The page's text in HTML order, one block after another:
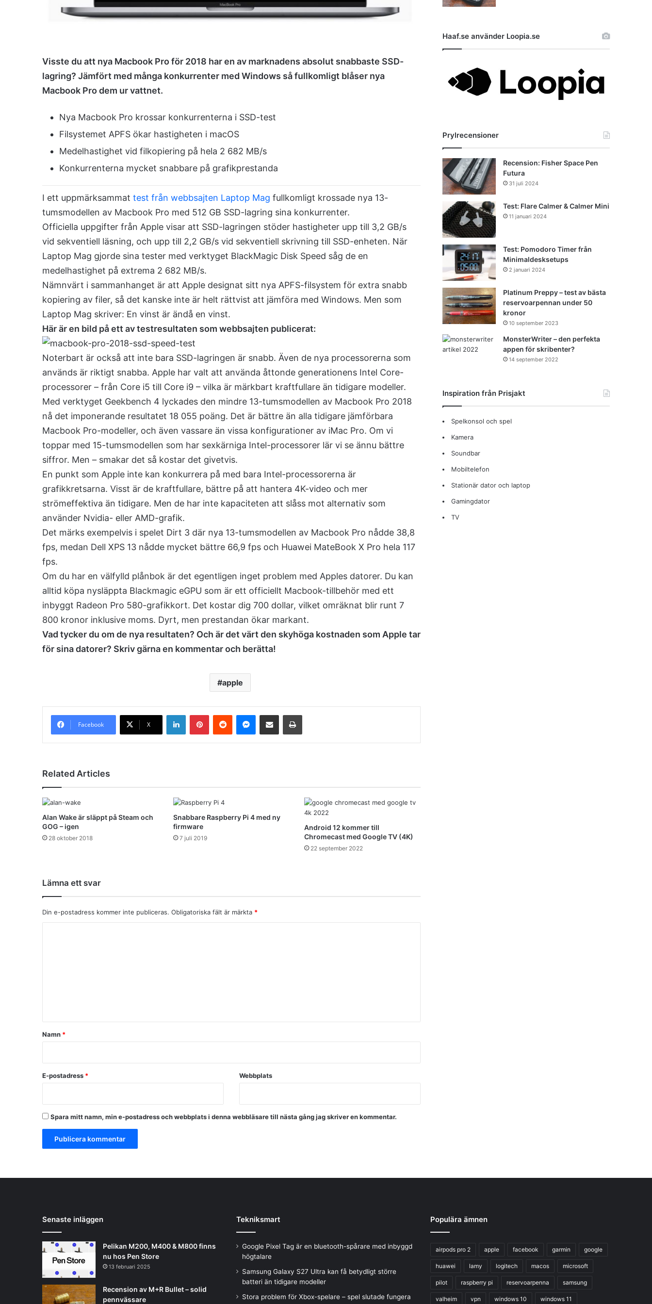
Visste du att nya Macbook Pro för 2018 har en av marknadens absolut snabbaste SSD-
lagring? Jämfört med många konkurrenter med Windows så fullkomligt blåser nya
Macbook Pro dem ur vattnet.
Nya Macbook Pro krossar konkurrenterna i SSD-test
Filsystemet APFS ökar hastigheten i macOS
Medelhastighet vid filkopiering på hela 2 682 MB/s
Konkurrenterna mycket snabbare på grafikprestanda
I ett uppmärksammat test från webbsajten Laptop Mag fullkomligt krossade nya 13-
tumsmodellen av Macbook Pro med 512 GB SSD-lagring sina konkurrenter.
Officiella uppgifter från Apple visar att SSD-lagringen stöder hastigheter upp till 3,2 GB/s
vid sekventiell läsning, och upp till 2,2 GB/s vid sekventiell skrivning till SSD-enheten. När
Laptop Mag gjorde sina tester med verktyget BlackMagic Disk Speed såg de en
medelhastighet på extrema 2 682 MB/s.
Nämnvärt i sammanhanget är att Apple designat sitt nya APFS-filsystem för extra snabb
kopiering av filer, så det kanske inte är helt rättvist att jämföra med Windows. Men som
Laptop Mag skriver: En vinst är ändå en vinst.
Här är en bild på ett av testresultaten som webbsajten publicerat:
Noterbart är också att inte bara SSD-lagringen är snabb. Även de nya processorerna som
används är riktigt snabba. Apple har valt att använda åttonde generationens Intel Core-
processorer – från Core i5 till Core i9 – vilka är märkbart kraftfullare än tidigare modeller.
Med verktyget Geekbench 4 lyckades den mindre 13-tumsmodellen av Macbook Pro 2018
nå det imponerande resultatet 18 055 poäng. Det är bättre än alla tidigare jämförbara
Macbook Pro-modeller, och även vassare än vissa konfigurationer av iMac Pro. Om vi
toppar med 15-tumsmodellen som har sexkärniga Intel-processorer lär vi se ännu bättre
siffror. Men – smakar det så kostar det givetvis.
En punkt som Apple inte kan konkurrera på med bara Intel-processorerna är
grafikkretsarna. Visst är de kraftfullare, bättre på att hantera 4K-video och mer
strömeffektiva än tidigare. Men de har inte kapaciteten att slåss mot alternativ som
använder Nvidia- eller AMD-grafik.
Det märks exempelvis i spelet Dirt 3 där nya 13-tumsmodellen av Macbook Pro nådde 38,8
fps, medan Dell XPS 13 nådde mycket bättre 66,9 fps och Huawei MateBook X Pro hela 117
fps.
Om du har en välfylld plånbok är det egentligen inget problem med Apples datorer. Du kan
alltid köpa nysläppta Blackmagic eGPU som är ett officiellt Macbook-tillbehör med ett
inbyggt Radeon Pro 580-grafikkort. Det kostar dig 700 dollar, vilket omräknat blir runt 7
800 kronor inklusive moms. Dyrt, men prestandan ökar markant.
Vad tycker du om de nya resultaten? Och är det värt den skyhöga kostnaden som Apple tar
för sina datorer? Skriv gärna en kommentar och berätta!
apple
Facebook X
Related Articles
Alan Wake är släppt på Steam och
GOG – igen
28 oktober 2018
Snabbare Raspberry Pi 4 med ny
firmware
7 juli 2019
Android 12 kommer till
Chromecast med Google TV (4K)
22 september 2022
Lämna ett svar
Din e-postadress kommer inte publiceras. Obligatoriska fält är märkta *
a
Namn *
E-postadress * Webbplats
Spara mitt namn, min e-postadress och webbplats i denna webbläsare till nästa gång jag skriver en kommentar.
Haaf.se använder Loopia.se
Prylrecensioner
Recension: Fisher Space Pen
Futura
31 juli 2024
Test: Flare Calmer & Calmer Mini
11 januari 2024
Test: Pomodoro Timer från
Minimaldesksetups
2 januari 2024
Platinum Preppy – test av bästa
reservoarpennan under 50
kronor
10 september 2023
MonsterWriter – den perfekta
appen för skribenter?
14 september 2022
Inspiration från Prisjakt
Spelkonsol och spel
Kamera
Soundbar
Mobiltelefon
Stationär dator och laptop
Gamingdator
TV
Senaste inläggen
Pelikan M200, M400 & M800 finns
nu hos Pen Store
13 februari 2025
Recension av M+R Bullet – solid
pennvässare
Tekniksmart
Google Pixel Tag är en bluetooth-spårare med inbyggd
högtalare
Samsung Galaxy S27 Ultra kan få betydligt större
batteri än tidigare modeller
Stora problem för Xbox-spelare – spel slutade fungera
Populära ämnen
airpods pro 2 apple facebook garmin google
huawei lamy logitech macos microsoft
pilot raspberry pi reservoarpenna samsung
valheim vpn windows 10 windows 11